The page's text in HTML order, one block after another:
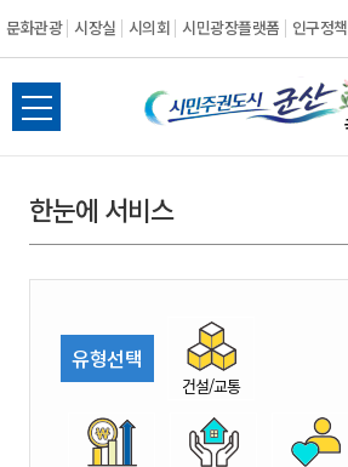
문화관광 시장실 시의회 시민광장플랫폼 인구정책
시
민
권
시
전
체
뉴
열
한눈에 서비스
유형선택
건설/교통